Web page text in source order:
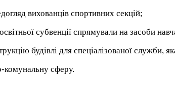
вихованців спортивних секцій;
субвенції спрямували на засоби
будівлі для спеціалізованої служби,
комунальну сферу.